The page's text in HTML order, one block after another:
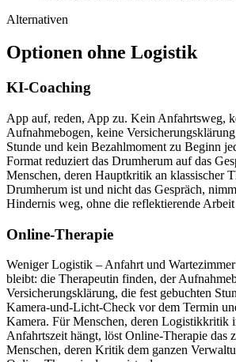
Alternativen
Optionen ohne Logistik
KI-Coaching
App auf, reden, App zu. Kein Anfahrtsweg,
Aufnahmebogen, keine
Stunde und kein Bezahlmoment zu Beginn
Format reduziert das Drumherum auf das
Menschen, deren Hauptkritik an klassischer
Drumherum ist und nicht das Gespräch,
Hindernis weg, ohne die reflektierende
Online-Therapie
Weniger Logistik – Anfahrt und
bleibt: die Therapeutin finden, der
Versicherungsklärung, die fest gebuchten
Kamera-und-Licht-Check vor dem Termin
Kamera. Für Menschen, deren Logistikkritik
Anfahrtszeit hängt, löst Online-Therapie das
Menschen, deren Kritik dem ganzen